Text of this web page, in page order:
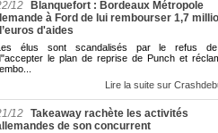
12
Blanquefort : Bordeaux Métropole
à Ford de lui rembourser 1,7
d'aides
élus sont scandalisés par le refus
le plan de reprise de Punch et
Lire la suite sur
12 Takeaway rachète les activités
de son concurrent